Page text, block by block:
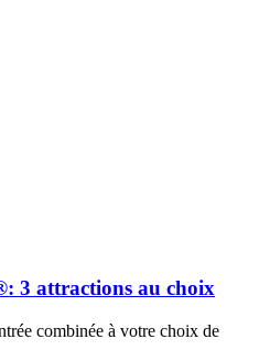
3 attractions au choix
combinée à votre choix de